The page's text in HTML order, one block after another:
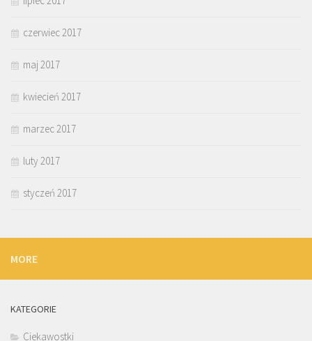
czerwiec 2017
maj 2017
kwiecień 2017
marzec 2017
luty 2017
styczeń 2017
MORE
KATEGORIE
Ciekawostki